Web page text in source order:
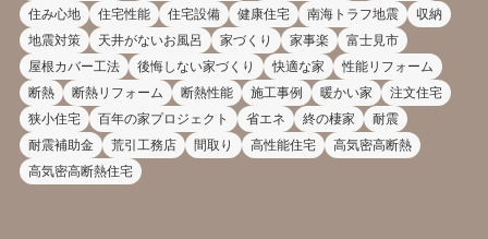
住み心地
住宅性能 住宅設備 健康住宅 南海トラフ地震
収納
地震対策
天井がないお風呂 家づくり 家事楽
富士見市
屋根カバー工法
後悔しない家づくり 快適な家
性能リフォーム
断熱
断熱リフォーム 断熱性能 施工事例 暖かい家
注文住宅
狭小住宅
百年の家プロジェクト 省エネ 終の棲家
耐震
耐震補助金
荒引工務店 間取り 高性能住宅
高気密高断熱
高気密高断熱住宅